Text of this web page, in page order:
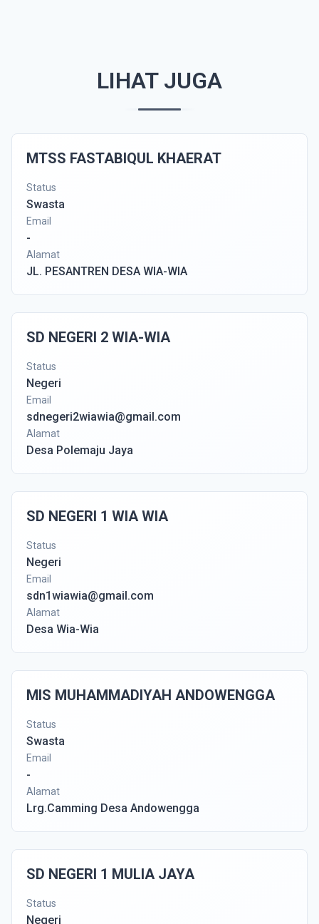
LIHAT JUGA
MTSS FASTABIQUL KHAERAT
Status
Swasta
Email
-
Alamat
JL. PESANTREN DESA WIA-WIA
SD NEGERI 2 WIA-WIA
Status
Negeri
Email
sdnegeri2wiawia@gmail.com
Alamat
Desa Polemaju Jaya
SD NEGERI 1 WIA WIA
Status
Negeri
Email
sdn1wiawia@gmail.com
Alamat
Desa Wia-Wia
MIS MUHAMMADIYAH ANDOWENGGA
Status
Swasta
Email
-
Alamat
Lrg.Camming Desa Andowengga
SD NEGERI 1 MULIA JAYA
Status
Negeri